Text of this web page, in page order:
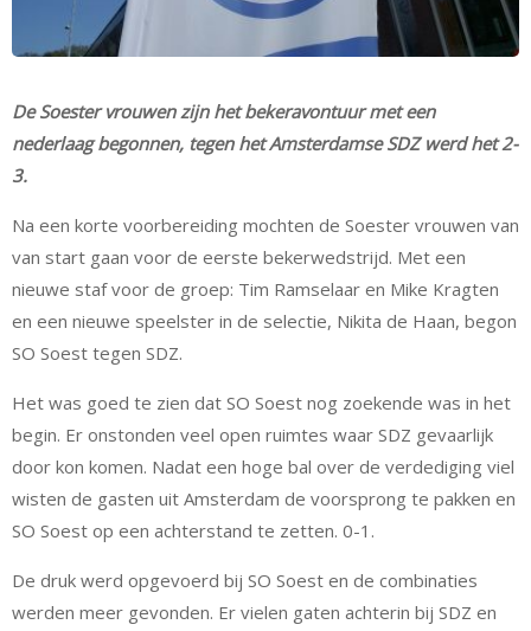
De Soester vrouwen zijn het bekeravontuur met een
nederlaag begonnen, tegen het Amsterdamse SDZ werd het 2-
3.
Na een korte voorbereiding mochten de Soester vrouwen van
van start gaan voor de eerste bekerwedstrijd. Met een
nieuwe staf voor de groep: Tim Ramselaar en Mike Kragten
en een nieuwe speelster in de selectie, Nikita de Haan, begon
SO Soest tegen SDZ.
Het was goed te zien dat SO Soest nog zoekende was in het
begin. Er onstonden veel open ruimtes waar SDZ gevaarlijk
door kon komen. Nadat een hoge bal over de verdediging viel
wisten de gasten uit Amsterdam de voorsprong te pakken en
SO Soest op een achterstand te zetten. 0-1.
De druk werd opgevoerd bij SO Soest en de combinaties
werden meer gevonden. Er vielen gaten achterin bij SDZ en